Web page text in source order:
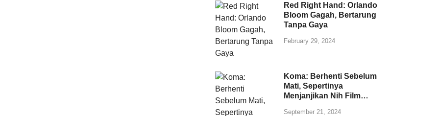
Red Right Hand: Orlando
Bloom Gagah, Bertarung
Tanpa Gaya
February 29, 2024
Koma: Berhenti Sebelum
Mati, Sepertinya
Menjanjikan Nih Film…
September 21, 2024